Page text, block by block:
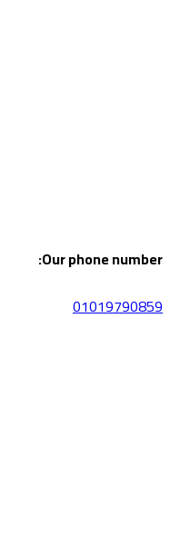
Our phone number:
01019790859